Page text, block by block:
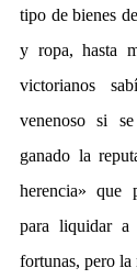
tipo de bienes
y ropa, hasta
victorianos
venenoso si
ganado la
herencia» que
para liquidar a
fortunas, pero